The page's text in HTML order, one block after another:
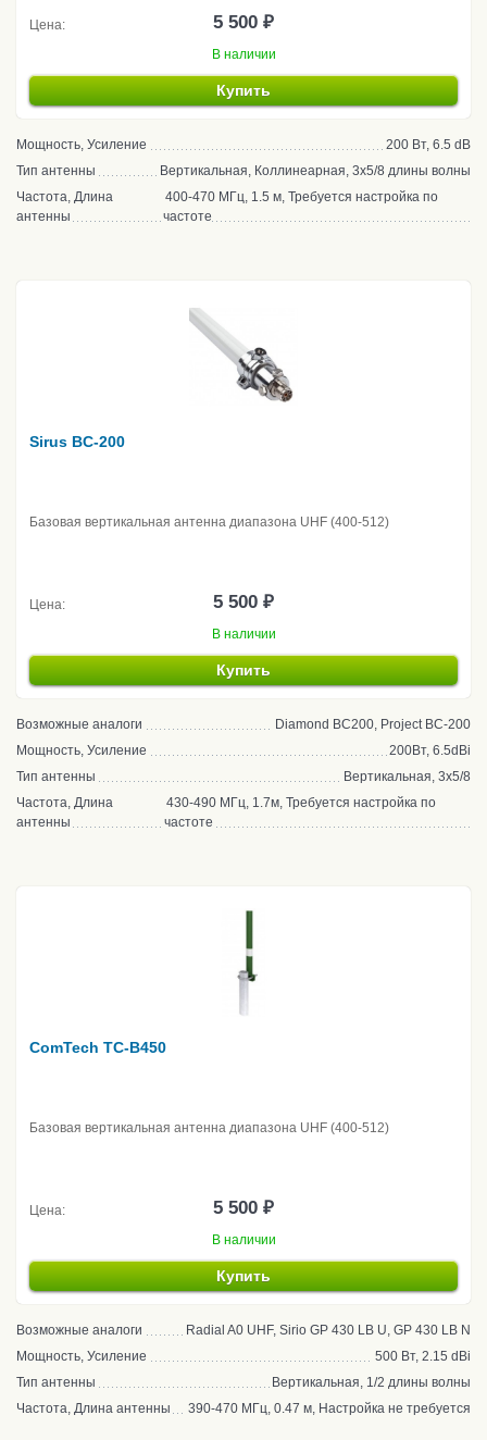
Цена: 5 500 ₽
В наличии
Купить
Мощность, Усиление
200 Вт, 6.5 dB
Тип антенны
Вертикальная, Коллинеарная, 3х5/8 длины волны
Частота, Длина
антенны
400-470 МГц, 1.5 м, Требуется настройка по
частоте
Sirus BC-200
Базовая вертикальная антенна диапазона UHF (400-512)
Цена: 5 500 ₽
В наличии
Купить
Возможные аналоги
Diamond BC200, Project BC-200
Мощность, Усиление
200Вт, 6.5dBi
Тип антенны
Вертикальная, 3x5/8
Частота, Длина
антенны
430-490 МГц, 1.7м, Требуется настройка по
частоте
ComTech TC-B450
Базовая вертикальная антенна диапазона UHF (400-512)
Цена: 5 500 ₽
В наличии
Купить
Возможные аналоги
Radial A0 UHF, Sirio GP 430 LB U, GP 430 LB N
Мощность, Усиление
500 Вт, 2.15 dBi
Тип антенны
Вертикальная, 1/2 длины волны
Частота, Длина антенны
390-470 МГц, 0.47 м, Настройка не требуется